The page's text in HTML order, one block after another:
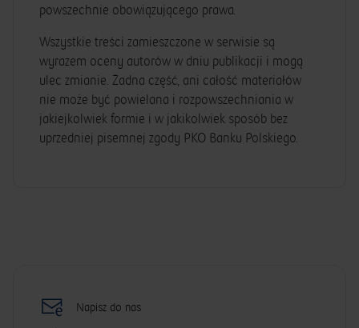
powszechnie obowiązującego prawa.
Wszystkie treści zamieszczone w serwisie są
wyrazem oceny autorów w dniu publikacji i mogą
ulec zmianie. Żadna część, ani całość materiałów
nie może być powielana i rozpowszechniania w
jakiejkolwiek formie i w jakikolwiek sposób bez
uprzedniej pisemnej zgody PKO Banku Polskiego.
Napisz do nas